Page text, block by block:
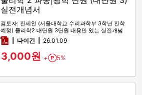
실전개념서
검토자: 진세인 (서울대학교 수리과학부 3학년 진학
예정) 물리학2 대단원 3단원 내용만 있는 실전개념
전자책입니다. 기본개…
pdf다이긴 26.01.09
3,000원 + Point
5%